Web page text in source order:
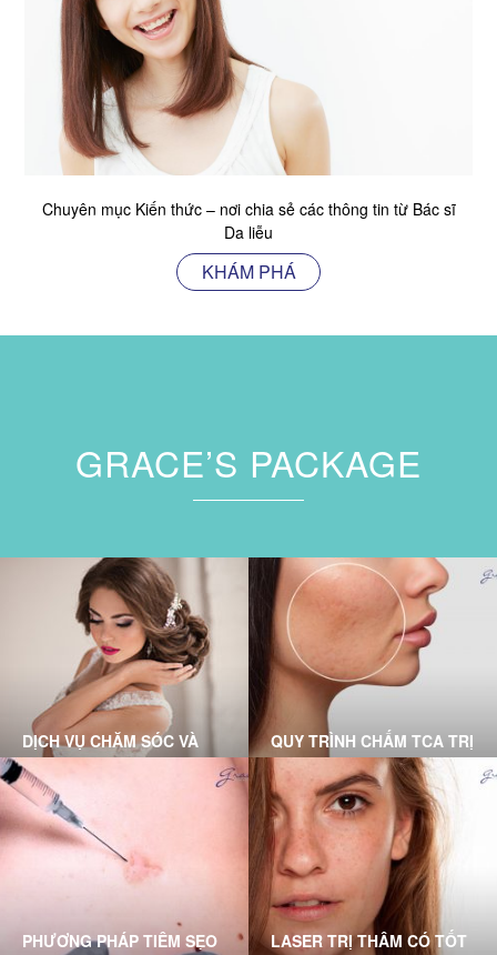
Chuyên mục Kiến thức – nơi chia sẻ các thông tin từ Bác sĩ
Da liễu
KHÁM PHÁ
GRACE’S PACKAGE
DỊCH VỤ CHĂM SÓC VÀ
ĐIỀU TRỊ TẠI PHÒNG
KHÁM DA LIỄU GRACE
SKINCARE CLINIC
QUY TRÌNH CHẤM TCA TRỊ
SẸO RỖ CHUẨN Y KHOA
TẠI GRACE SKINCARE
CLINIC
PHƯƠNG PHÁP TIÊM SẸO
LASER TRỊ THÂM CÓ TỐT